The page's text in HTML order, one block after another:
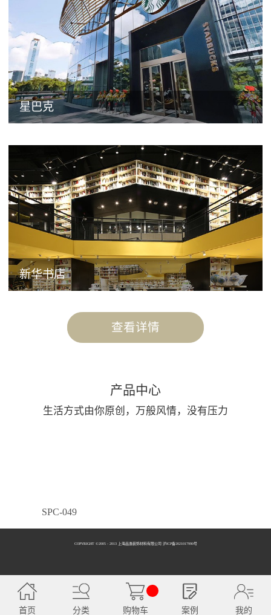
星巴克
新华书店
查看详情
产品中心
生活方式由你原创，万般风情，没有压力
SPC-049
SPC-050
COPYRIGHT ©2005 - 2013 上海品逸装饰材料有限公司 泸ICP备2021017990号
首页 分类 购物车 案例 我的